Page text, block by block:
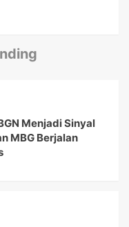
Menjadi Sinyal
MBG Berjalan